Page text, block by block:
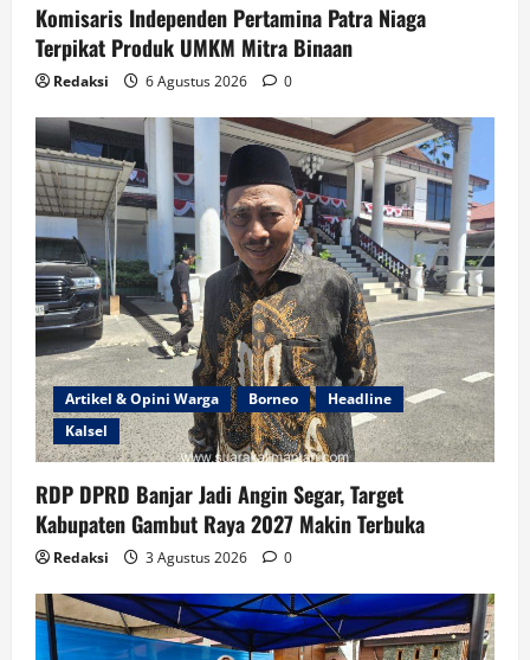
Komisaris Independen Pertamina Patra Niaga
Terpikat Produk UMKM Mitra Binaan
Redaksi 6 Agustus 2026 0
Artikel & Opini Warga Borneo
Headline
Kalsel
RDP DPRD Banjar Jadi Angin Segar, Target
Kabupaten Gambut Raya 2027 Makin Terbuka
Redaksi 3 Agustus 2026 0